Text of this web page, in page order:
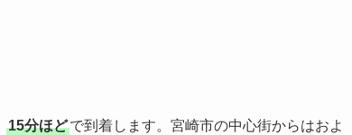
15分ほどで到着します。宮崎市の中心街からはおよ